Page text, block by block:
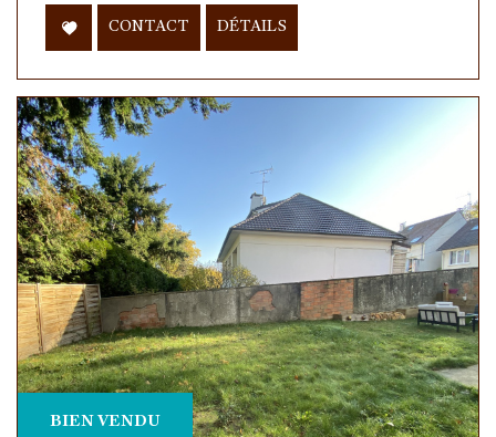
CONTACT DÉTAILS
BIEN VENDU